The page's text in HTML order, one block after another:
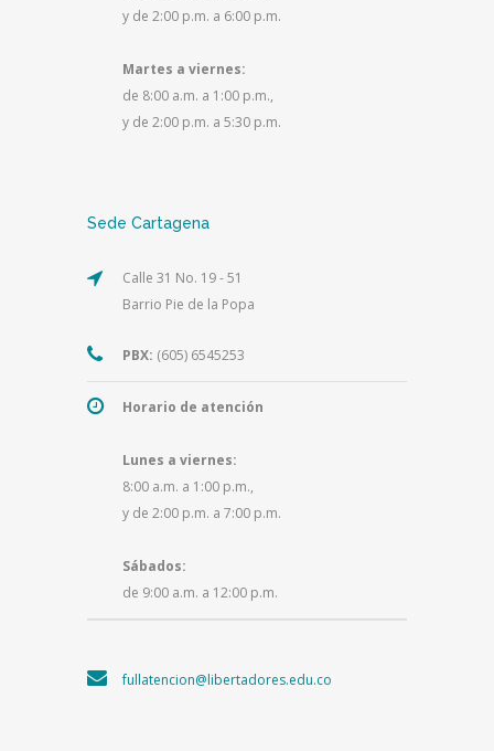
y de 2:00 p.m. a 6:00 p.m.
Martes a viernes:
de 8:00 a.m. a 1:00 p.m.,
y de 2:00 p.m. a 5:30 p.m.
Sede Cartagena
Calle 31 No. 19 - 51
Barrio Pie de la Popa
PBX: (605) 6545253
Horario de atención
Lunes a viernes:
8:00 a.m. a 1:00 p.m.,
y de 2:00 p.m. a 7:00 p.m.
Sábados:
de 9:00 a.m. a 12:00 p.m.
fullatencion@libertadores.edu.co